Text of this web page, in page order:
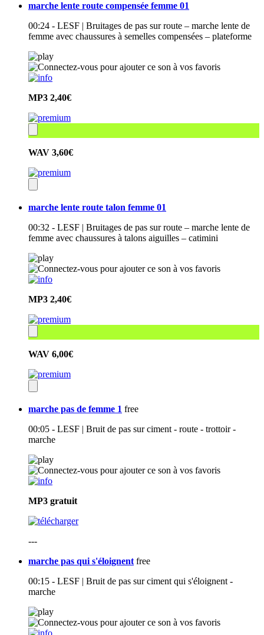
marche lente route compensée femme 01
00:24 - LESF | Bruitages de pas sur route – marche lente de
femme avec chaussures à semelles compensées – plateforme
MP3 2,40€
WAV 3,60€
marche lente route talon femme 01
00:32 - LESF | Bruitages de pas sur route – marche lente de
femme avec chaussures à talons aiguilles – catimini
MP3 2,40€
WAV 6,00€
marche pas de femme 1 free
00:05 - LESF | Bruit de pas sur ciment - route - trottoir -
marche
MP3 gratuit
---
marche pas qui s'éloignent free
00:15 - LESF | Bruit de pas sur ciment qui s'éloignent -
marche